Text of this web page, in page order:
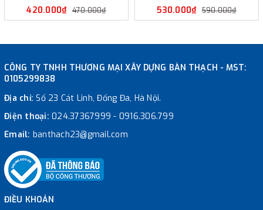
420.000₫ 470.000₫ 530.000₫ 590.000₫
CÔNG TY TNHH THƯƠNG MẠI XÂY DỰNG BÀN THẠCH - MST:
0105299838
Địa chỉ:Số 23 Cát Linh, Đống Đa, Hà Nội.
Điện thoại: 024.37367999 - 0916.306.799
Email: banthach23@gmail.com
ĐIỀU KHOẢN